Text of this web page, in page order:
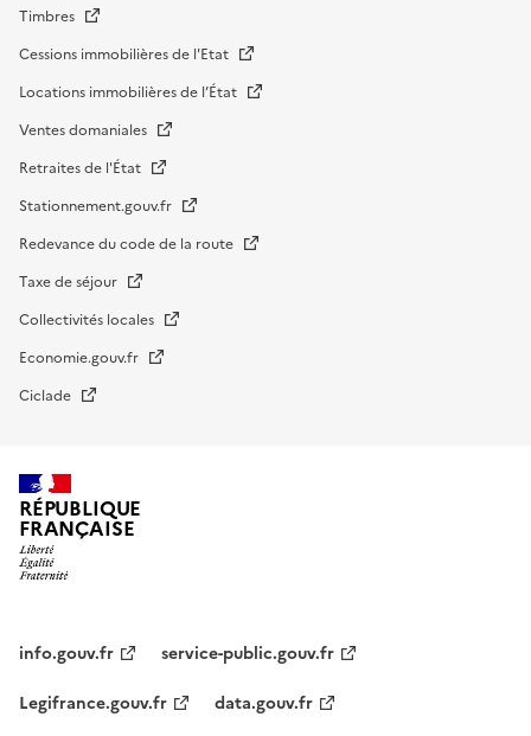
Timbres
Cessions immobilières de l'Etat
Locations immobilières de l’État
Ventes domaniales
Retraites de l'État
Stationnement.gouv.fr
Redevance du code de la route
Taxe de séjour
Collectivités locales
Economie.gouv.fr
Ciclade
RÉPUBLIQUE
FRANÇAISE
institutionnel
info.gouv.fr
service-public.gouv.fr
Legifrance.gouv.fr
data.gouv.fr